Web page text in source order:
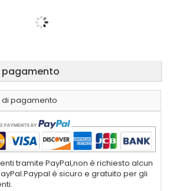
pagamento
tramite PayPal,non è richiesto alcun
è sicuro e gratuito per gli